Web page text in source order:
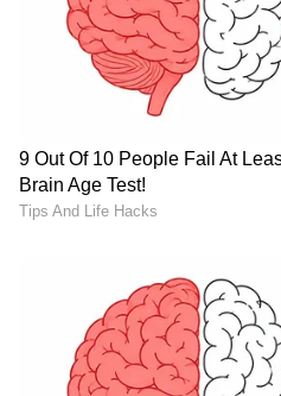
പരിശോധകർ
സാധുവായ
വെക്കേണ്ടത്